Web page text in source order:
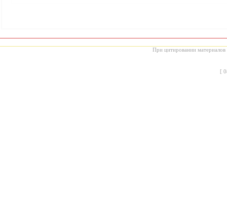
При цитировании материалов
[